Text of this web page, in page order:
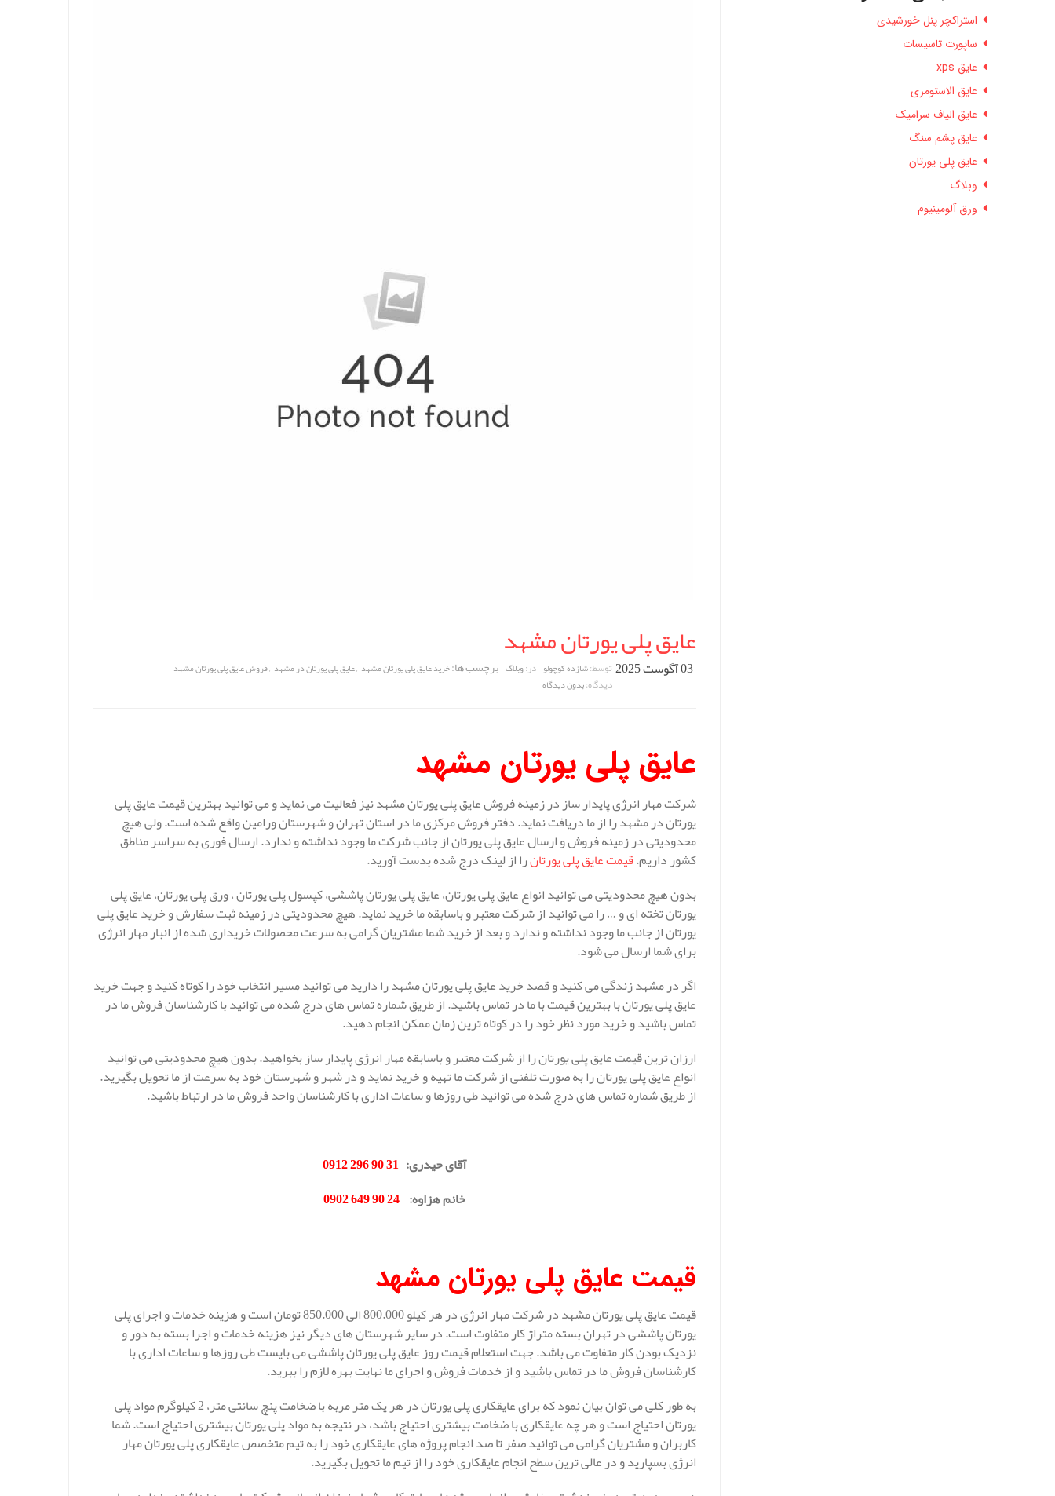
عایق پلی یورتان مشهد
03 آگوست 2025 توسط:شازده کوچولو در:وبلاگ برچسب ها:خرید عایق پلی یورتان مشهد ,عایق پلی یورتان در مشهد ,فروش عایق پلی یورتان مشهد
دیدگاه:بدون دیدگاه
عایق پلی یورتان مشهد
شرکت مهار انرژی پایدار ساز در زمینه فروش عایق پلی یورتان مشهد نیز فعالیت می نماید و می توانید بهترین قیمت عایق پلی
یورتان در مشهد را از ما دریافت نماید. دفتر فروش مرکزی ما در استان تهران و شهرستان ورامین واقع شده است. ولی هیچ
محدودیتی در زمینه فروش و ارسال عایق پلی یورتان از جانب شرکت ما وجود نداشته و ندارد. ارسال فوری به سراسر مناطق
کشور داریم.قیمت عایق پلی یورتانرا از لینک درج شده بدست آورید.
بدون هیچ محدودیتی می توانید انواع عایق پلی یورتان، عایق پلی یورتان پاششی، کپسول پلی یورتان ، ورق پلی یورتان، عایق پلی
یورتان تخته ای و … را می توانید از شرکت معتبر و باسابقه ما خرید نماید. هیچ محدودیتی در زمینه ثبت سفارش و خرید عایق پلی
یورتان از جانب ما وجود نداشته و ندارد و بعد از خرید شما مشتریان گرامی به سرعت محصولات خریداری شده از انبار مهار انرژی
برای شما ارسال می شود.
اگر در مشهد زندگی می کنید و قصد خرید عایق پلی یورتان مشهد را دارید می توانید مسیر انتخاب خود را کوتاه کنید و جهت خرید
عایق پلی یورتان با بهترین قیمت با ما در تماس باشید. از طریق شماره تماس های درج شده می توانید با کارشناسان فروش ما در
تماس باشید و خرید مورد نظر خود را در کوتاه ترین زمان ممکن انجام دهید.
ارزان ترین قیمت عایق پلی یورتان را از شرکت معتبر و باسابقه مهار انرژی پایدار ساز بخواهید. بدون هیچ محدودیتی می توانید
انواع عایق پلی یورتان را به صورت تلفنی از شرکت ما تهیه و خرید نماید و در شهر و شهرستان خود به سرعت از ما تحویل بگیرید.
از طریق شماره تماس های درج شده می توانید طی روزها و ساعات اداری با کارشناسان واحد فروش ما در ارتباط باشید.
آقای حیدری:
31 90 296 0912
خانم هزاوه:
24 90 649 0902
قیمت عایق پلی یورتان مشهد
قیمت عایق پلی یورتان مشهد در شرکت مهار انرژی در هر کیلو 800.000 الی 850.000 تومان است و هزینه خدمات و اجرای پلی
یورتان پاششی در تهران بسته متراژ کار متفاوت است. در سایر شهرستان های دیگر نیز هزینه خدمات و اجرا بسته به دور و
نزدیک بودن کار متفاوت می باشد. جهت استعلام قیمت روز عایق پلی یورتان پاششی می بایست طی روزها و ساعات اداری با
کارشناسان فروش ما در تماس باشید و از خدمات فروش و اجرای ما نهایت بهره لازم را ببرید.
به طور کلی می توان بیان نمود که برای عایقکاری پلی یورتان در هر یک متر مربه با ضخامت پنچ سانتی متر، 2 کیلوگرم مواد پلی
یورتان احتیاج است و هر چه عایقکاری با ضخامت بیشتری احتیاج باشد، در نتیجه به مواد پلی یورتان بیشتری احتیاج است. شما
کاربران و مشتریان گرامی می توانید صفر تا صد انجام پروژه های عایقکاری خود را به تیم متخصص عایقکاری پلی یورتان مهار
انرژی بسپارید و در عالی ترین سطح انجام عایقکاری خود را از تیم ما تحویل بگیرید.
استراکچر پنل خورشیدی
ساپورت تاسیسات
عایق xps
عایق الاستومری
عایق الیاف سرامیک
عایق پشم سنگ
عایق پلی یورتان
وبلاگ
ورق آلومینیوم